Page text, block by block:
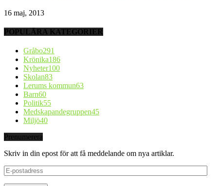
16 maj, 2013
POPULÄRA KATEGORIER
Gråbo291
Krönika186
Nyheter100
Skolan83
Lerums kommun63
Barn60
Politik55
Medskapandegruppen45
Miljö40
Prenumerera
Skriv in din epost för att få meddelande om nya artiklar.
E-
postadress